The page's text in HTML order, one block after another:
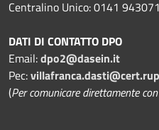
Centralino Unico: 0141 943071
DATI DI CONTATTO DPO
Email:dpo2@dasein.it
Pec:
(Per comunicare direttamente